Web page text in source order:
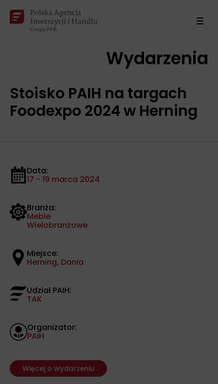
Wydarzenia
Stoisko PAIH na targach
Foodexpo 2024 w Herning
Data:
17 - 19 marca 2024
Branża:
Meble
Wielobranżowe
Miejsce:
Herning, Dania
Udział PAIH:
TAK
Organizator:
PAIH
Więcej o wydarzeniu